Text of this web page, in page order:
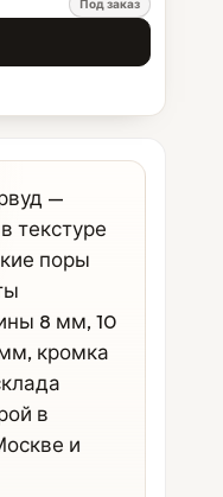
Под заказ
—
текстуре
поры
8 мм, 10
кромка
в
и